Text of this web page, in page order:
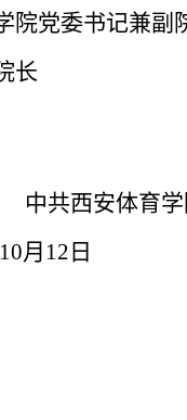
院党委书记兼副
长
中共西安体育
月12日